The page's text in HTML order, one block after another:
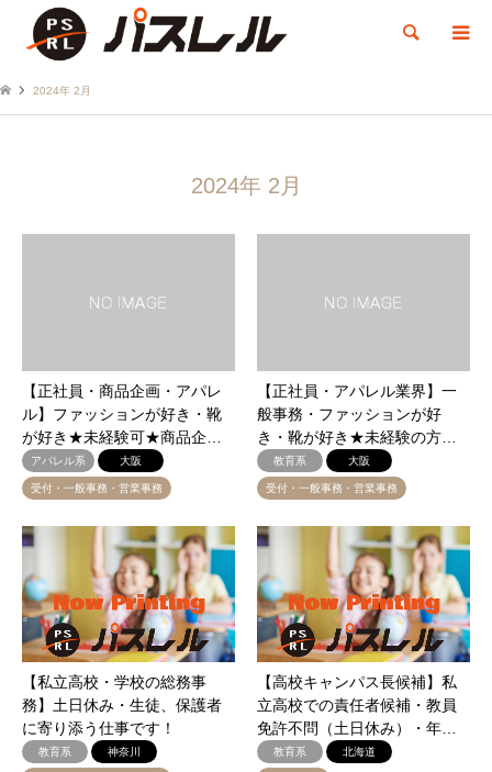
検索
2024年 2月
2024年 2月
【正社員・商品企画・アパレ
ル】ファッションが好き・靴
が好き★未経験可★商品企…
アパレル系 大阪
受付・一般事務・営業事務
【正社員・アパレル業界】一
般事務・ファッションが好
き・靴が好き★未経験の方…
教育系 大阪
受付・一般事務・営業事務
【私立高校・学校の総務事
務】土日休み・生徒、保護者
に寄り添う仕事です！
教育系 神奈川
【高校キャンパス長候補】私
立高校での責任者候補・教員
免許不問（土日休み）・年…
教育系 北海道